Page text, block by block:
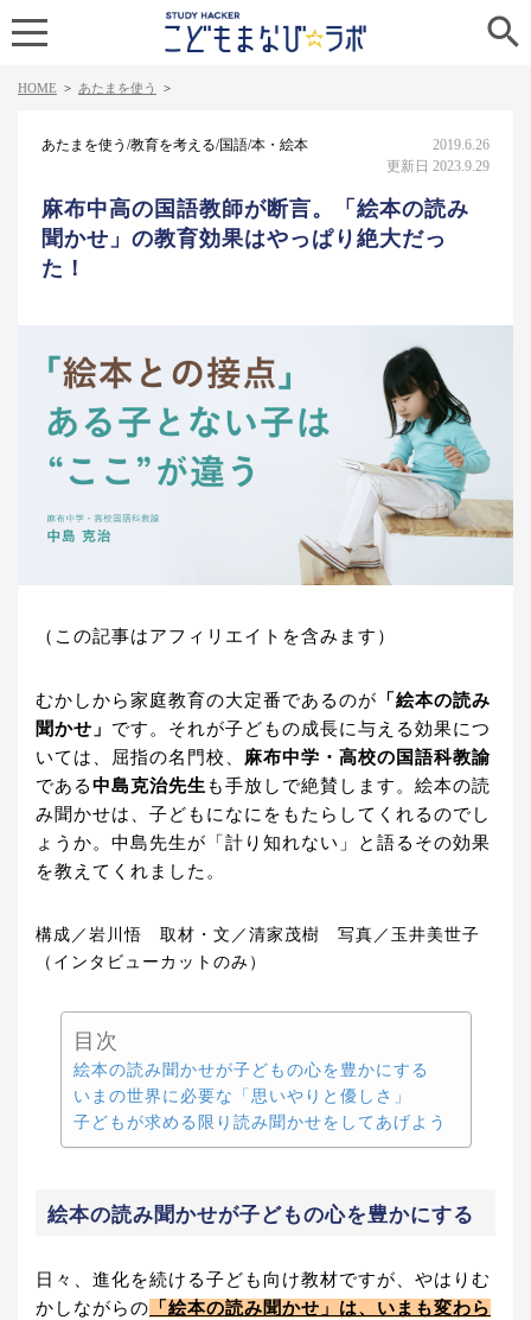

HOME > あたまを使う >
あたまを使う/教育を考える/国語/本・絵本
2019.6.26
更新日 2023.9.29
麻布中高の国語教師が断言。「絵本の読み
聞かせ」の教育効果はやっぱり絶大だっ
た！
（この記事はアフィリエイトを含みます）
むかしから家庭教育の大定番であるのが 「絵本の読み
聞かせ」 です。それが子どもの成長に与える効果につ
いては、屈指の名門校、 麻布中学・高校の国語科教諭
である中島克治先生も手放しで絶賛します。絵本の読
み聞かせは、子どもになにをもたらしてくれるのでし
ょうか。中島先生が「計り知れない」と語るその効果
を教えてくれました。
構成／岩川悟 取材・文／清家茂樹 写真／玉井美世子
（インタビューカットのみ）
目次
絵本の読み聞かせが子どもの心を豊かにする
いまの世界に必要な「思いやりと優しさ」
子どもが求める限り読み聞かせをしてあげよう
絵本の読み聞かせが子どもの心を豊かにする
日々、進化を続ける子ども向け教材ですが、やはりむ
かしながらの 「絵本の読み聞かせ」は、いまも変わら